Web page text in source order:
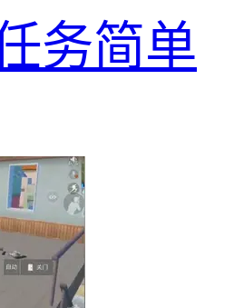
务简单